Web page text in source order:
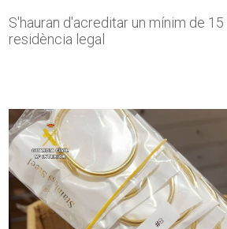
S'hauran d'acreditar un mínim de 15
residència legal